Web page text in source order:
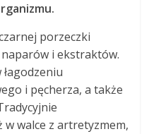
porzeczki
i ekstraktów.
i pęcherza, a także
walce z artretyzmem,